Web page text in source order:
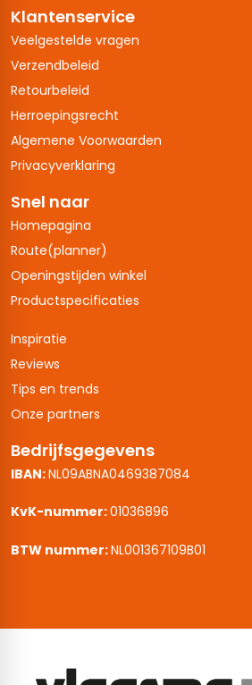
Klantenservice
Veelgestelde vragen
Verzendbeleid
Retourbeleid
Herroepingsrecht
Algemene Voorwaarden
Privacyverklaring
Snel naar
Homepagina
Route(planner)
Openingstijden winkel
Productspecificaties
Inspiratie
Reviews
Tips en trends
Onze partners
Bedrijfsgegevens
IBAN:NL09ABNA0469387084
KvK-nummer:01036896
BTW nummer:NL001367109B01